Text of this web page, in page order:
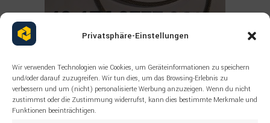
Privatsphäre-Einstellungen
Wir verwenden Technologien wie Cookies, um Geräteinformationen zu speichern
und/oder darauf zuzugreifen. Wir tun dies, um das Browsing-Erlebnis zu
verbessern und um (nicht) personalisierte Werbung anzuzeigen. Wenn du nicht
zustimmst oder die Zustimmung widerrufst, kann dies bestimmte Merkmale und
Funktionen beeinträchtigen.
Read more
ALLE PRODUKTE, SANDVIK, SONSTIGES
SANDVIK Wire rope 55038520